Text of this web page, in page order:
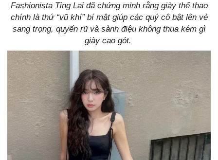
Fashionista Ting Lai đã chứng minh rằng giày thể thao
chính là thứ “vũ khí” bí mật giúp các quý cô bật lên vẻ
sang trọng, quyến rũ và sành điệu không thua kém gì
giày cao gót.